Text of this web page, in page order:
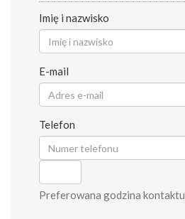
Imię i nazwisko
E-mail
Telefon
Preferowana godzina kontaktu